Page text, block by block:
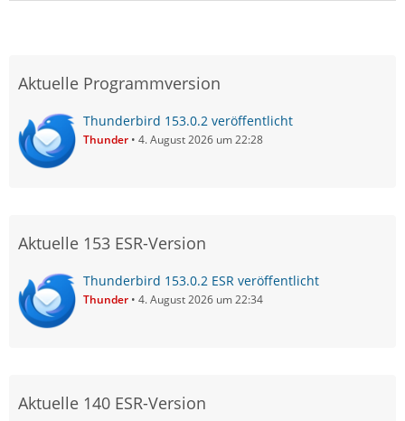
Aktuelle Programmversion
Thunderbird 153.0.2 veröffentlicht
Thunder 4. August 2026 um 22:28
Aktuelle 153 ESR-Version
Thunderbird 153.0.2 ESR veröffentlicht
Thunder 4. August 2026 um 22:34
Aktuelle 140 ESR-Version